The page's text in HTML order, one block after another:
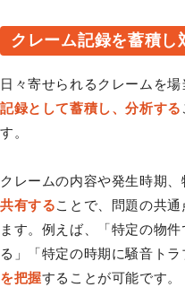
クレーム記録を蓄積し
日々寄せられるクレームを
記録として蓄積し、分析する
す。
クレームの内容や発生時期、
共有することで、問題の共
ます。例えば、「特定の物
る」「特定の時期に騒音ト
を把握することが可能です。